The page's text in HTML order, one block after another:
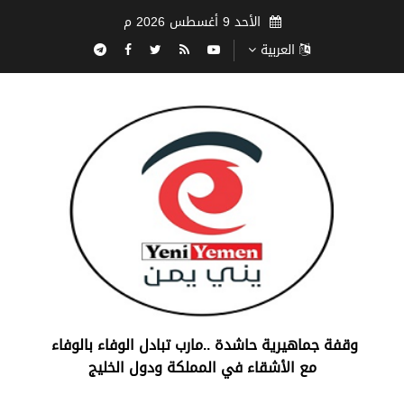
الأحد 9 أغسطس 2026 م
العربية
‏وقفة جماهيرية حاشدة ..مارب ‏تبادل الوفاء بالوفاء ‏
مع الأشقاء في المملكة ودول الخليج